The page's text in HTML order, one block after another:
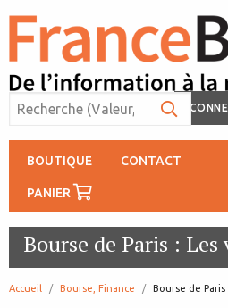
BOUTIQUE CONTACT
PANIER
Bourse de Paris :
Accueil Bourse, Finance page:
Bourse de